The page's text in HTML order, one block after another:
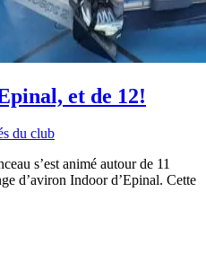
et de 12!
du club
s’est animé autour de 11
d’aviron Indoor d’Epinal. Cette